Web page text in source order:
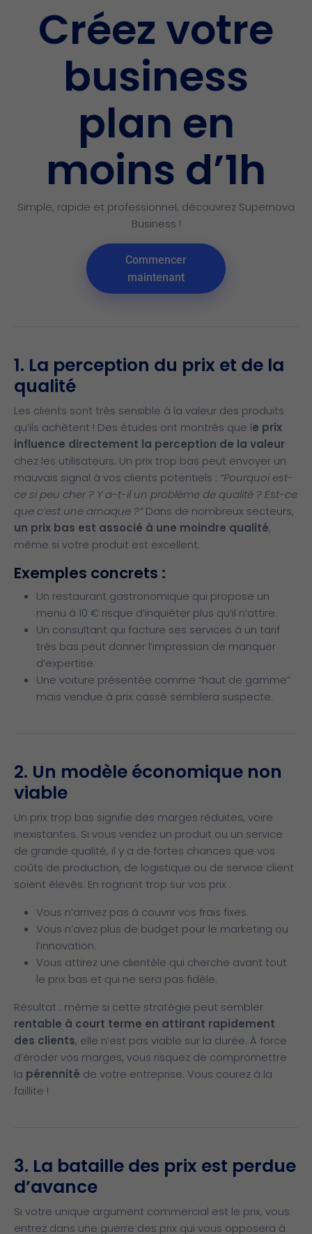
Créez votre
business
plan en
moins d’1h
Simple, rapide et professionnel, découvrez Supernova
Business !
Commencer
maintenant
1. La perception du prix et de la
qualité
Les clients sont très sensible à la valeur des produits
qu’ils achètent ! Des études ont montrés que le prix
influence directement la perception de la valeur
chez les utilisateurs. Un prix trop bas peut envoyer un
mauvais signal à vos clients potentiels : “Pourquoi est-
ce si peu cher ? Y a-t-il un problème de qualité ? Est-ce
que c’est une arnaque ?”Dans de nombreux secteurs,
un prix bas est associé à une moindre qualité,
même si votre produit est excellent.
Exemples concrets :
Un restaurant gastronomique qui propose un
menu à 10 € risque d’inquiéter plus qu’il n’attire.
Un consultant qui facture ses services à un tarif
très bas peut donner l’impression de manquer
d’expertise.
Une voiture présentée comme “haut de gamme”
mais vendue à prix cassé semblera suspecte.
2. Un modèle économique non
viable
Un prix trop bas signifie des marges réduites, voire
inexistantes. Si vous vendez un produit ou un service
de grande qualité, il y a de fortes chances que vos
coûts de production, de logistique ou de service client
soient élevés. En rognant trop sur vos prix :
Vous n’arrivez pas à couvrir vos frais fixes.
Vous n’avez plus de budget pour le marketing ou
l’innovation.
Vous attirez une clientèle qui cherche avant tout
le prix bas et qui ne sera pas fidèle.
Résultat : même si cette stratégie peut sembler
rentable à court terme en attirant rapidement
des clients, elle n’est pas viable sur la durée. À force
d’éroder vos marges, vous risquez de compromettre
la pérennité de votre entreprise. Vous courez à la
faillite !
3. La bataille des prix est perdue
d’avance
Si votre unique argument commercial est le prix, vous
entrez dans une guerre des prix qui vous opposera à